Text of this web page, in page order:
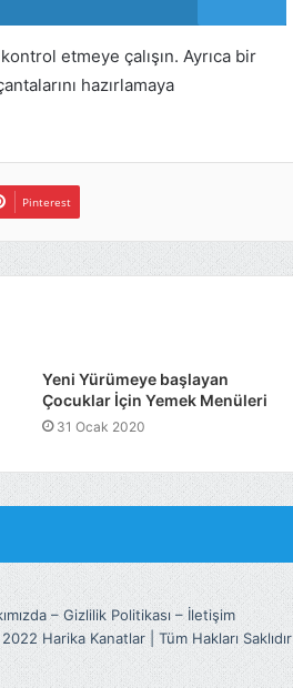
etmeye çalışın. Ayrıca bir
hazırlamaya
Pinterest
Yeni Yürümeye başlayan
Çocuklar İçin Yemek Menüleri
31 Ocak 2020
–Gizlilik Politikası – İletişim
Harika Kanatlar | Tüm Hakları Saklıdır